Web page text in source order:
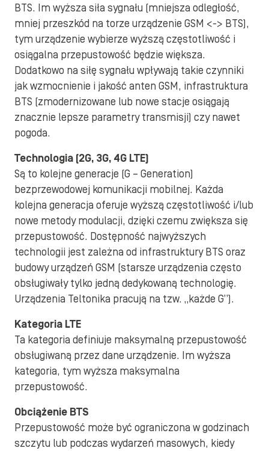
BTS. Im wyższa siła sygnału (mniejsza odległość,
mniej przeszkód na torze urządzenie GSM <-> BTS),
tym urządzenie wybierze wyższą częstotliwość i
osiągalna przepustowość będzie większa.
Dodatkowo na siłę sygnału wpływają takie czynniki
jak wzmocnienie i jakość anten GSM, infrastruktura
BTS (zmodernizowane lub nowe stacje osiągają
znacznie lepsze parametry transmisji) czy nawet
pogoda.
Technologia (2G, 3G, 4G LTE)
Są to kolejne generacje (G – Generation)
bezprzewodowej komunikacji mobilnej. Każda
kolejna generacja oferuje wyższą częstotliwość i/lub
nowe metody modulacji, dzięki czemu zwiększa się
przepustowość. Dostępność najwyższych
technologii jest zależna od infrastruktury BTS oraz
budowy urządzeń GSM (starsze urządzenia często
obsługiwały tylko jedną dedykowaną technologię.
Urządzenia Teltonika pracują na tzw. „każde G”).
Kategoria LTE
Ta kategoria definiuje maksymalną przepustowość
obsługiwaną przez dane urządzenie. Im wyższa
kategoria, tym wyższa maksymalna
przepustowość.
Obciążenie BTS
Przepustowość może być ograniczona w godzinach
szczytu lub podczas wydarzeń masowych, kiedy